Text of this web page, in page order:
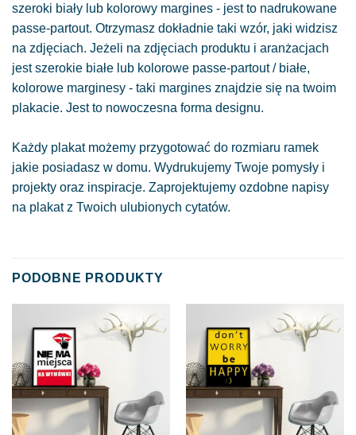
szeroki biały lub kolorowy margines - jest to nadrukowane
passe-partout. Otrzymasz dokładnie taki wzór, jaki widzisz
na zdjęciach. Jeżeli na zdjęciach produktu i aranżacjach
jest szerokie białe lub kolorowe passe-partout / białe,
kolorowe marginesy - taki margines znajdzie się na twoim
plakacie. Jest to nowoczesna forma designu.
Każdy plakat możemy przygotować do rozmiaru ramek
jakie posiadasz w domu. Wydrukujemy Twoje pomysły i
projekty oraz inspiracje. Zaprojektujemy ozdobne napisy
na plakat z Twoich ulubionych cytatów.
PODOBNE PRODUKTY